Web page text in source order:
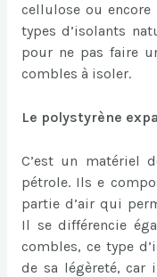
cellulose ou
types d’isolants
pour ne pas faire
combles à isoler.
Le polystyrène
C’est un matériel
pétrole. Ils e
partie d’air qui
Il se différencie
combles, ce type
de sa légèreté, car